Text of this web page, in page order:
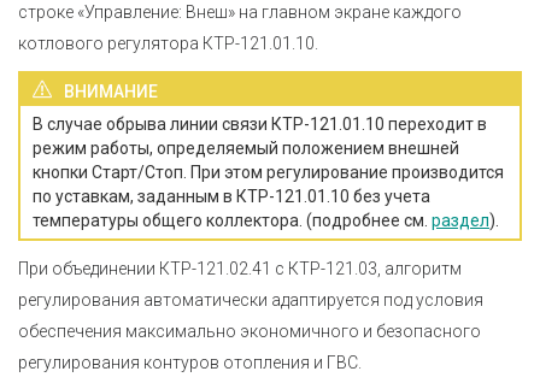
строке «Управление: Внеш» на главном экране каждого
котлового регулятора КТР-121.01.10.
ВНИМАНИЕ
В случае обрыва линии связи КТР-121.01.10 переходит в
режим работы, определяемый положением внешней
кнопки Старт/Стоп. При этом регулирование производится
по уставкам, заданным в КТР-121.01.10 без учета
температуры общего коллектора. (подробнее см. раздел).
При объединении КТР-121.02.41 с КТР-121.03, алгоритм
регулирования автоматически адаптируется под условия
обеспечения максимально экономичного и безопасного
регулирования контуров отопления и ГВС.